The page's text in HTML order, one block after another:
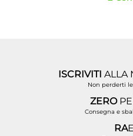
ISCRIVITIALLA
Non perderti
ZERO
Consegna e
RA